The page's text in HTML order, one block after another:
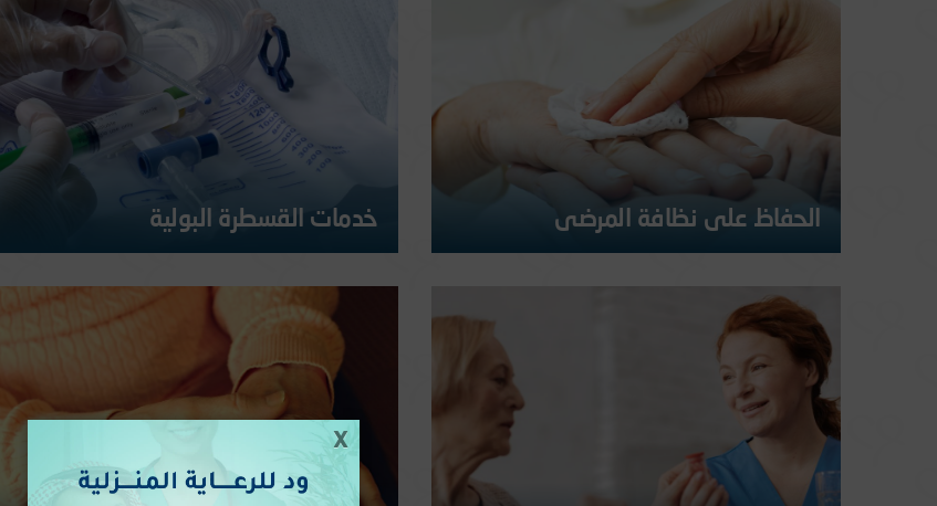
الحفاظ على نظافة المرضى
والاستقلالية والكرامة، ومساعدتهم في الحفاظ على نظافتهم
الشخصية أو القيام بهذه المهام عوضاً عنهم يمنحهم شعوراً
بالأمان والاطمئنان لأنهم متأكدون من وجود من يتفهم
احتياجاتهم الأساسية ويلبيها على أكمل وجه.
المزيد
خدمات القسطرة البولية
تعتبر القسطرة البولية هامة جداً للمرضى الذين يعتمدون عليها،
وإن كان ذلك لفترة قصيرة. تتضمن رعاية المرضى الذين يستخدمون
القسطرة البولية تنظيف القسطرة وإفراغها وتغيير الأكياس.
المزيد
X